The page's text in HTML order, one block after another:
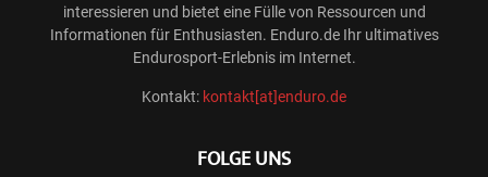
interessieren und bietet eine Fülle von Ressourcen und
Informationen für Enthusiasten. Enduro.de Ihr ultimatives
Endurosport-Erlebnis im Internet.
Kontakt: kontakt[at]enduro.de
FOLGE UNS